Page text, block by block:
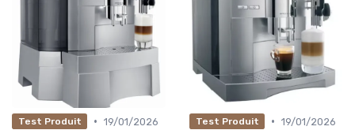
Test Produit • 19/01/2026
Test Produit • 19/01/2026